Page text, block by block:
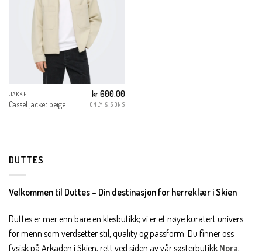
JAKKE
Cassel jacket beige
kr600.00
ONLY & SONS
DUTTES
Velkommen til Duttes – Din destinasjon for herreklær i Skien
Duttes er mer enn bare en klesbutikk; vi er et nøye kuratert univers
for menn som verdsetter stil, quality og passform. Du finner oss
fysisk på Arkaden i Skien, rett ved siden av vår søsterbutikk Nora,